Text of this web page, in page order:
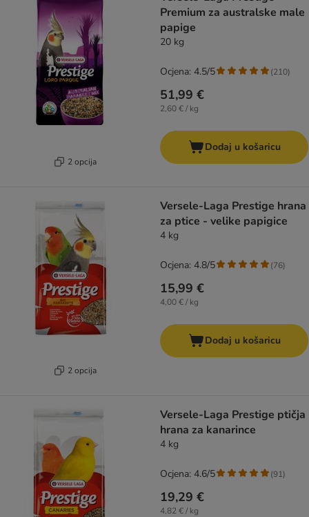
2 opcija
Premium za australske male
papige
20 kg
51,99 €
2,60 € / kg
Ocjena: 4.5/5 (210)
Dodaj u košaricu
2 opcija
Versele-Laga Prestige hrana
za ptice - velike papigice
4 kg
15,99 €
4,00 € / kg
Ocjena: 4.8/5 (76)
Dodaj u košaricu
Versele-Laga Prestige ptičja
hrana za kanarince
4 kg
19,29 €
4,82 € / kg
Ocjena: 4.6/5 (91)